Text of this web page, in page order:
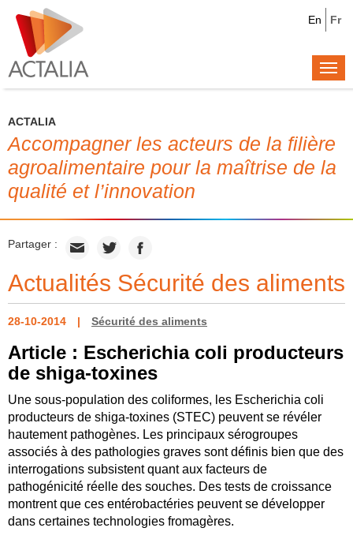
Fr
En
ACTALIA
Accompagner les acteurs de la filière
agroalimentaire pour la maîtrise de la
qualité et l’innovation
Partager :
Actualités Sécurité des aliments
28-10-2014 Sécurité des aliments
Article : Escherichia coli producteurs
de shiga-toxines
Une sous-population des coliformes, les Escherichia coli
producteurs de shiga-toxines (STEC) peuvent se révéler
hautement pathogènes. Les principaux sérogroupes
associés à des pathologies graves sont définis bien que des
interrogations subsistent quant aux facteurs de
pathogénicité réelle des souches. Des tests de croissance
montrent que ces entérobactéries peuvent se développer
dans certaines technologies fromagères.